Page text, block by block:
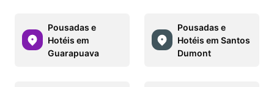
Pousadas e
Hotéis em
Guarapuava
Pousadas e
Hotéis em Santos
Dumont